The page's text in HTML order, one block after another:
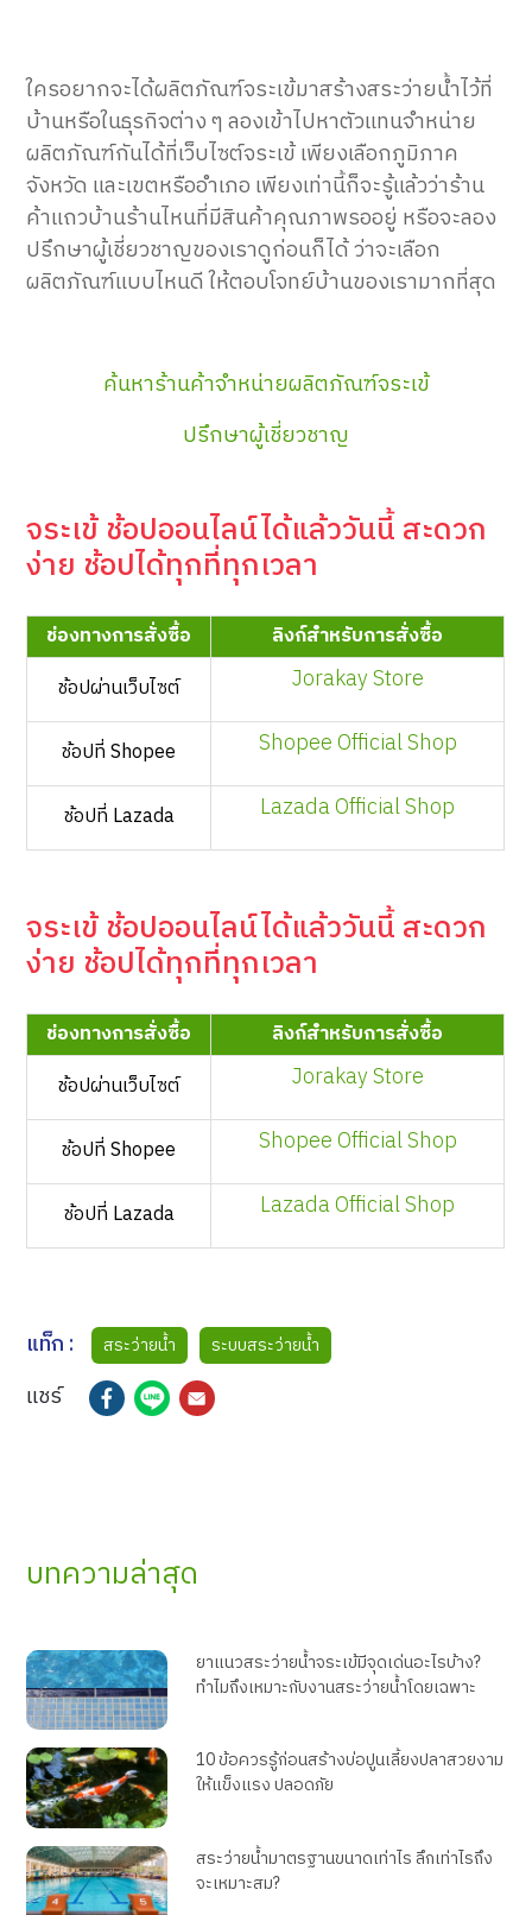
ใครอยากจะได้ผลิตภัณฑ์จระเข้มาสร้างสระว่ายน้ำไว้ที่
บ้านหรือในธุรกิจต่าง ๆ ลองเข้าไปหาตัวแทนจำหน่าย
ผลิตภัณฑ์กันได้ที่เว็บไซต์จระเข้ เพียงเลือกภูมิภาค
จังหวัด และเขตหรืออำเภอ เพียงเท่านี้ก็จะรู้แล้วว่าร้าน
ค้าแถวบ้านร้านไหนที่มีสินค้าคุณภาพรออยู่ หรือจะลอง
ปรึกษาผู้เชี่ยวชาญของเราดูก่อนก็ได้ ว่าจะเลือก
ผลิตภัณฑ์แบบไหนดี ให้ตอบโจทย์บ้านของเรามากที่สุด
ค้นหาร้านค้าจำหน่ายผลิตภัณฑ์จระเข้
ปรึกษาผู้เชี่ยวชาญ
จระเข้ ช้อปออนไลน์ได้แล้ววันนี้ สะดวก
ง่าย ช้อปได้ทุกที่ทุกเวลา
ช่องทางการสั่งซื้อ
ลิงก์สำหรับการสั่งซื้อ
ช้อปผ่านเว็บไซต์
Jorakay Store
ช้อปที่ Shopee Shopee Official Shop
ช้อปที่ Lazada Lazada Official Shop
จระเข้ ช้อปออนไลน์ได้แล้ววันนี้ สะดวก
ง่าย ช้อปได้ทุกที่ทุกเวลา
ช่องทางการสั่งซื้อ
ลิงก์สำหรับการสั่งซื้อ
ช้อปผ่านเว็บไซต์
Jorakay Store
ช้อปที่ Shopee Shopee Official Shop
ช้อปที่ Lazada Lazada Official Shop
แท็ก : สระว่ายน้ำ ระบบสระว่ายน้ำ
แชร์
บทความล่าสุด
ยาแนวสระว่ายน้ำจระเข้มีจุดเด่นอะไรบ้าง?
ทำไมถึงเหมาะกับงานสระว่ายน้ำโดยเฉพาะ
10 ข้อควรรู้ก่อนสร้างบ่อปูนเลี้ยงปลาสวยงาม
ให้แข็งแรง ปลอดภัย
สระว่ายน้ำมาตรฐานขนาดเท่าไร ลึกเท่าไรถึง
จะเหมาะสม?